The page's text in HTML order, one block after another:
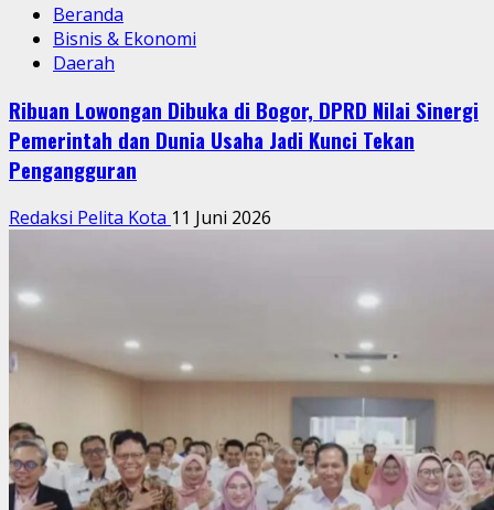
Beranda
Bisnis & Ekonomi
Daerah
Ribuan Lowongan Dibuka di Bogor, DPRD Nilai Sinergi
Pemerintah dan Dunia Usaha Jadi Kunci Tekan
Pengangguran
Redaksi Pelita Kota 11 Juni 2026